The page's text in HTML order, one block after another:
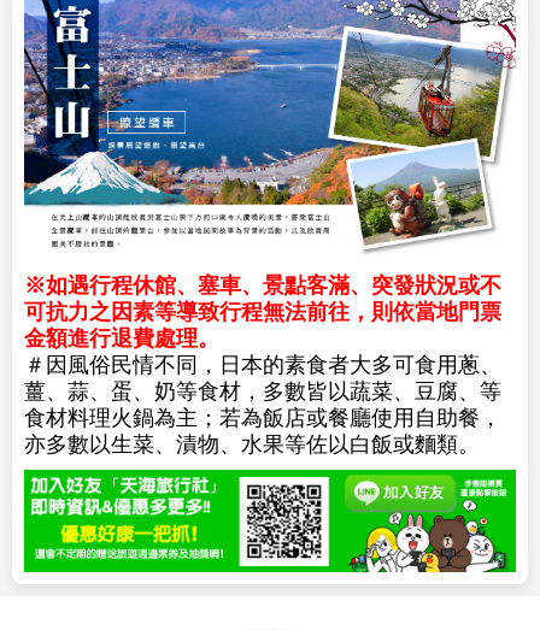
※如遇行程休館、塞車、景點客滿、突發狀況或不
可抗力之因素等導致行程無法前往，則依當地門票
金額進行退費處理。
＃因風俗民情不同，日本的素食者大多可食用蔥、
薑、蒜、蛋、奶等食材，多數皆以蔬菜、豆腐、等
食材料理火鍋為主；若為飯店或餐廳使用自助餐，
亦多數以生菜、漬物、水果等佐以白飯或麵類。